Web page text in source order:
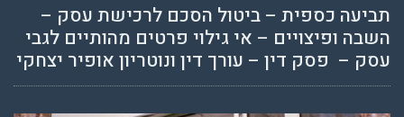
תביעה כספית – ביטול הסכם לרכישת עסק –
השבה ופיצויים – אי גילוי פרטים מהותיים לגבי
עסק – פסק דין – עורך דין ונוטריון אופיר יצחקי